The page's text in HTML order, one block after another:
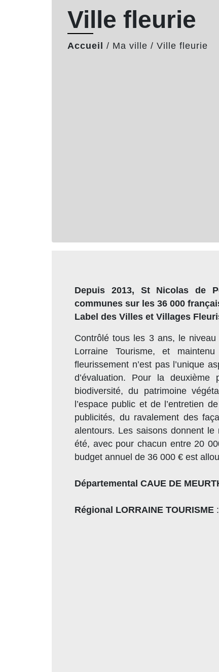
Ville fleurie
Accueil / Ma ville / Ville fleurie
Depuis 2013, St Nicolas de
communes sur les 36 000
Label des Villes et Villages
Contrôlé tous les 3 ans, le
Lorraine Tourisme, et
fleurissement n’est pas l’unique
d’évaluation. Pour la
biodiversité, du patrimoine
l’espace public et de l’entretien
publicités, du ravalement des
alentours. Les saisons donnent
été, avec pour chacun entre 20
budget annuel de 36 000 € est
Départemental CAUE DE
Régional LORRAINE TOURISME :